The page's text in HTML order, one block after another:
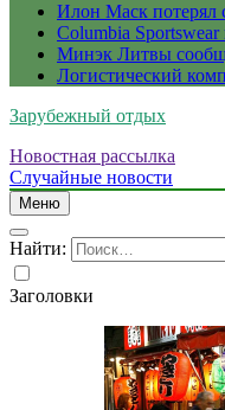
Илон Маск потерял
Columbia
Минэк Литвы
Логистический
Зарубежный отдых
Новостная рассылка
Случайные новости
Меню
Найти:
Заголовки